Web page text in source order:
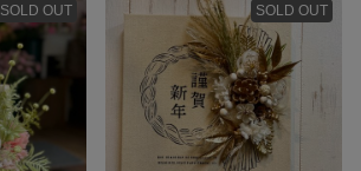
SOLD OUT SOLD OUT